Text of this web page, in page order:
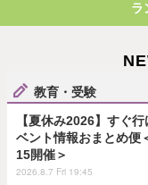
ラ
教育・受験
【夏休み2026】すぐ行
ベント情報おまとめ便
15開催＞
2026.8.7 Fri 19:45